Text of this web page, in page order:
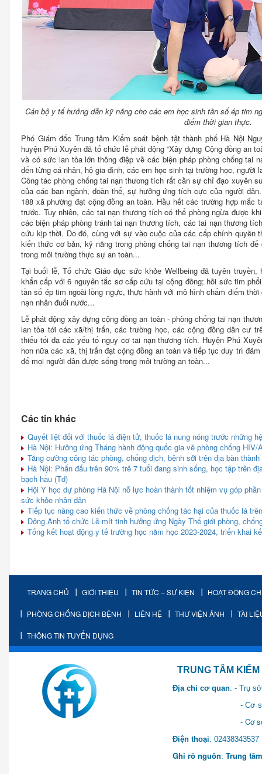
Cán bộ y tế hướng dẫn kỹ năng cho các em học sinh tần số ép tim
điểm thời gian thực.
Phó Giám đốc Trung tâm Kiểm soát bệnh tật thành phố Hà Nội
huyện Phú Xuyên đã tổ chức lễ phát động “Xây dựng Cộng đồng an
và có sức lan tỏa lớn thông điệp về các biện pháp phòng chống tai
đến từng cá nhân, hộ gia đình, các em học sinh tại trường học, người
Công tác phòng chống tai nạn thương tích rất cần sự chỉ đạo xuyên
của các ban ngành, đoàn thể, sự hưởng ứng tích cực của người
188 xã phường đạt cộng đồng an toàn. Hầu hết các trường hợp mắc
trước. Tuy nhiên, các tai nạn thương tích có thể phòng ngừa được
các biện pháp phòng tránh tai nạn thương tích, các tai nạn thương
cứu kịp thời. Do đó, cùng với sự vào cuộc của các cấp chính quyền
kiến thức cơ bản, kỹ năng trong phòng chống tai nạn thương tích
trong môi trường thực sự an toàn...
Tại buổi lễ, Tổ chức Giáo dục sức khỏe Wellbeing đã tuyên
khẩn cấp với 6 nguyên tắc sơ cấp cứu tại cộng đồng; hồi sức tim
tần số ép tim ngoài lồng ngực, thực hành với mô hình chấm điểm
nạn nhân đuối nước...
Lễ phát động xây dựng cộng đồng an toàn - phòng chống tai nạn
lan tỏa tới các xã/thị trấn, các trường học, các cộng đồng dân cư
thiểu tối đa các yếu tố nguy cơ tai nạn thương tích. Huyện Phú
hơn nữa các xã, thị trấn đạt cộng đồng an toàn và tiếp tục duy trì
để mọi người dân được sống trong môi trường an toàn...
Các tin khác
Quyết liệt đối với thuốc lá điện tử, thuốc lá nung nóng trước những
Hà Nội: Hưởng ứng Tháng hành động quốc gia về phòng chống HIV/
Tăng cường công tác phòng, chống dịch, bệnh sởi trên địa bàn thành
Hà Nội: Phấn đấu trên 90% trẻ 7 tuổi đang sinh sống, học tập trên
bạch hầu (Td)
Hội Y học dự phòng Hà Nội nỗ lực hoàn thành tốt nhiệm vụ góp
sức khỏe nhân dân
Tiếp tục nâng cao kiến thức về phòng chống tác hại của thuốc lá
Đông Anh tổ chức Lễ mít tinh hưởng ứng Ngày Thế giới phòng,
Tổng kết hoạt động y tế trường học năm học 2023-2024, triển khai
TRANG CHỦ GIỚI THIỆU TIN TỨC – SỰ KIỆN HOẠT ĐỘNG
PHÒNG CHỐNG DỊCH BỆNH LIÊN HỆ THƯ VIỆN ẢNH TÀI
THÔNG TIN TUYỂN DỤNG
TRUNG TÂM KIỂM SOÁT
Địa chỉ cơ quan: - Trụ
- Cơ sở 2: Khu Hành
- Cơ sở 3: Số 1 Ngõ 2
Điện thoại:
Ghi rõ nguồn: Trung